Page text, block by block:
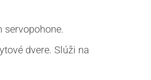
servopohone.
dvere. Slúži na